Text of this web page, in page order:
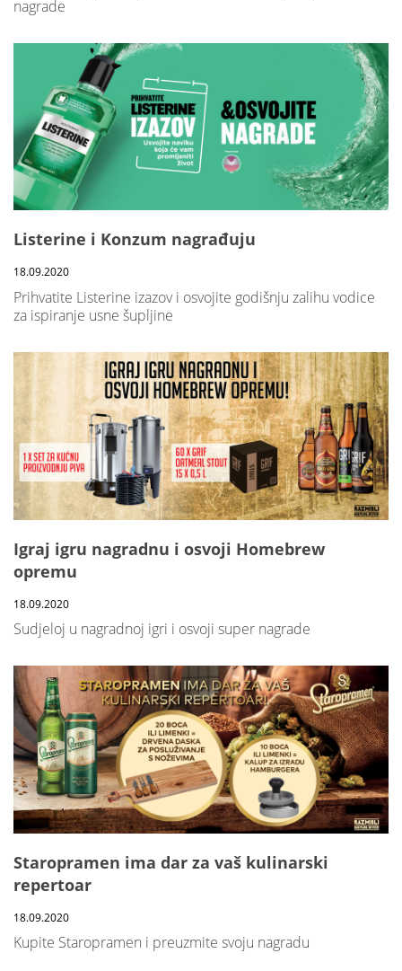
nagrade
Listerine i Konzum nagrađuju
18.09.2020
Prihvatite Listerine izazov i osvojite godišnju zalihu vodice
za ispiranje usne šupljine
Igraj igru nagradnu i osvoji Homebrew
opremu
18.09.2020
Sudjeloj u nagradnoj igri i osvoji super nagrade
Staropramen ima dar za vaš kulinarski
repertoar
18.09.2020
Kupite Staropramen i preuzmite svoju nagradu